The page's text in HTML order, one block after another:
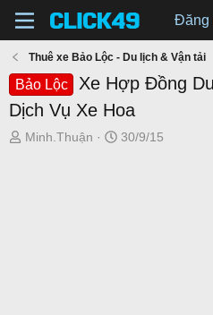
Đăng
Thuê xe Bảo Lộc - Du lịch & Vận tải
Bảo Lộc
Xe Hợp Đồng
Dịch Vụ Xe Hoa
T
Minh.Thuận
N
30/9/15